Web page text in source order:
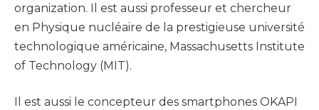
organization. Il est aussi professeur et chercheur
en Physique nucléaire de la prestigieuse université
technologique américaine, Massachusetts Institute
of Technology (MIT).
Il est aussi le concepteur des smartphones OKAPI